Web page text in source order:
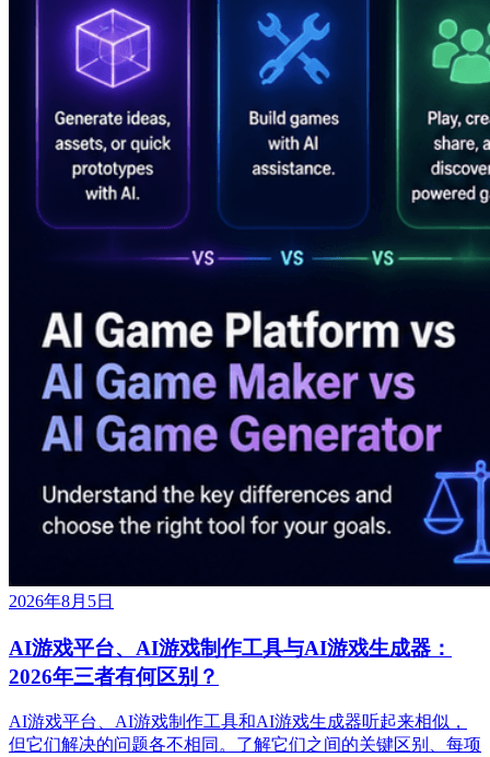
2026年8月5日
AI游戏平台、AI游戏制作工具与AI游戏生成器：
2026年三者有何区别？
AI游戏平台、AI游戏制作工具和AI游戏生成器听起来相似，
但它们解决的问题各不相同。了解它们之间的关键区别、每项